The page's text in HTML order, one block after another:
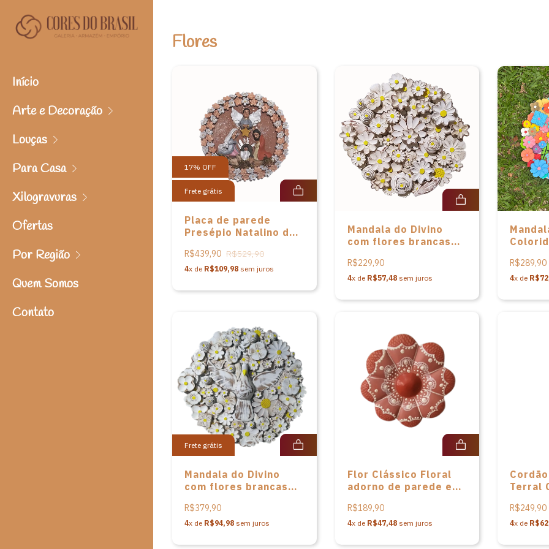
Início
Arte e Decoração
Louças
Para Casa
Xilogravuras
Ofertas
Por Região
Quem Somos
Contato
Flores
17% OFF
Frete grátis
Placa de parede
Presépio Natalino da
Taiobeiras - 28x28 cm
R$439,90 R$529,90
4x de R$109,98 sem juros
Mandala do Divino
com flores brancas
em madeira de
Artesanato de Minas
R$229,90
4x de R$57,48sem juros
R$289,90
4x de
Frete grátis
Mandala do Divino
com flores brancas
em madeira de
Artesanato de Minas
R$379,90
4x de R$94,98 sem juros
Flor Clássico Floral
adorno de parede em
Sousa
R$189,90
4x de R$47,48sem juros
Terral
Sousa
R$249,90
4x de